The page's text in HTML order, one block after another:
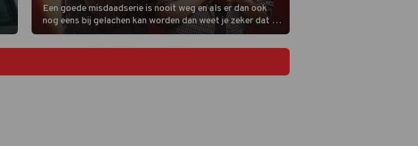
Een goede misdaadserie is nooit weg en als er dan ook
nog eens bij gelachen kan worden dan weet je zeker dat je
een heerlijk ontspannen avondje op de bank tegemoet
gaat.